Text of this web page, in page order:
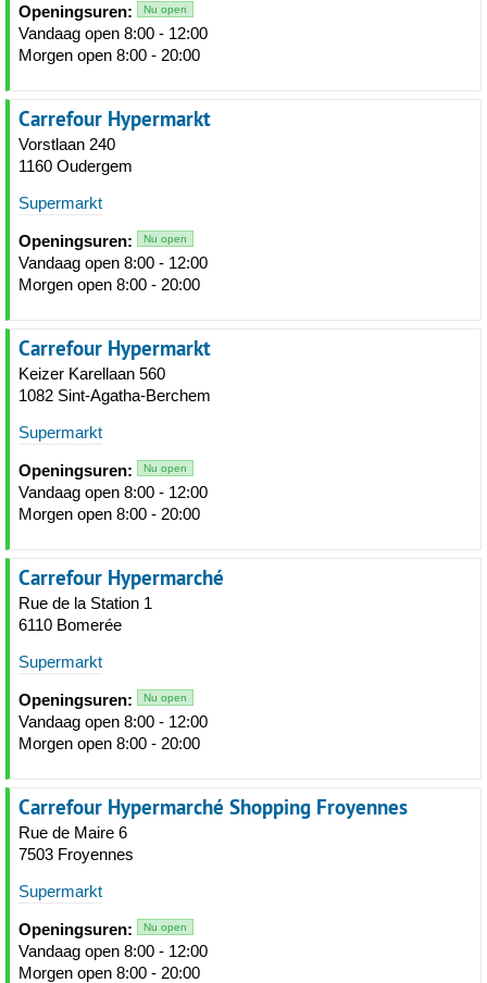
Openingsuren: Nu open
Vandaag open 8:00 - 12:00
Morgen open 8:00 - 20:00
Carrefour Hypermarkt
Vorstlaan 240
1160 Oudergem
Supermarkt
Openingsuren: Nu open
Vandaag open 8:00 - 12:00
Morgen open 8:00 - 20:00
Carrefour Hypermarkt
Keizer Karellaan 560
1082 Sint-Agatha-Berchem
Supermarkt
Openingsuren: Nu open
Vandaag open 8:00 - 12:00
Morgen open 8:00 - 20:00
Carrefour Hypermarché
Rue de la Station 1
6110 Bomerée
Supermarkt
Openingsuren: Nu open
Vandaag open 8:00 - 12:00
Morgen open 8:00 - 20:00
Carrefour Hypermarché Shopping Froyennes
Rue de Maire 6
7503 Froyennes
Supermarkt
Openingsuren: Nu open
Vandaag open 8:00 - 12:00
Morgen open 8:00 - 20:00